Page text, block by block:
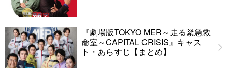
『劇場版TOKYO MER～走る緊急救
命室～CAPITAL CRISIS』キャス
ト・あらすじ【まとめ】